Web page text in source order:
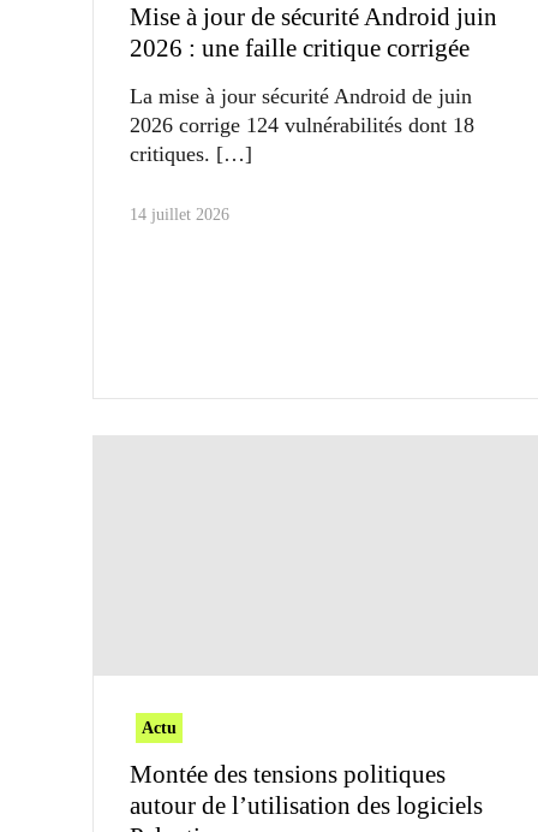
Mise à jour de sécurité Android juin
2026 : une faille critique corrigée
La mise à jour sécurité Android de juin
2026 corrige 124 vulnérabilités dont 18
critiques.
14 juillet 2026
Actu
Montée des tensions politiques
autour de l’utilisation des logiciels